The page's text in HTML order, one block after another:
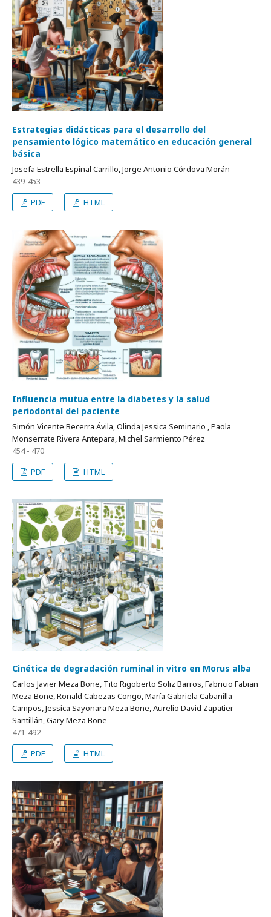
Estrategias didácticas para el desarrollo del
pensamiento lógico matemático en educación general
básica
Josefa Estrella Espinal Carrillo, Jorge Antonio Córdova Morán
439-453
PDF
HTML
Influencia mutua entre la diabetes y la salud
periodontal del paciente
Simón Vicente Becerra Ávila, Olinda Jessica Seminario , Paola
Monserrate Rivera Antepara, Michel Sarmiento Pérez
454 - 470
PDF
HTML
Cinética de degradación ruminal in vitro en Morus alba
Carlos Javier Meza Bone, Tito Rigoberto Soliz Barros, Fabricio Fabian
Meza Bone, Ronald Cabezas Congo, María Gabriela Cabanilla
Campos, Jessica Sayonara Meza Bone, Aurelio David Zapatier
Santillán, Gary Meza Bone
471-492
PDF
HTML